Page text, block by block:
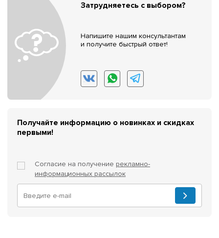
Затрудняетесь с выбором?
Напишите нашим консультантам
и получите быстрый ответ!
Получайте информацию о новинках и скидках
первыми!
Согласие на получение рекламно-
информационных рассылок